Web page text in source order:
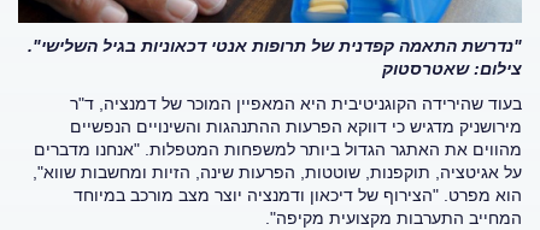
"נדרשת התאמה קפדנית של תרופות אנטי דכאוניות בגיל השלישי".
צילום: שאטרסטוק
בעוד שהירידה הקוגניטיבית היא המאפיין המוכר של דמנציה, ד"ר
מירושניק מדגיש כי דווקא הפרעות ההתנהגות והשינויים הנפשיים
מהווים את האתגר הגדול ביותר למשפחות המטפלות. "אנחנו מדברים
על אגיטציה, תוקפנות, שוטטות, הפרעות שינה, הזיות ומחשבות שווא",
הוא מפרט. "הצירוף של דיכאון ודמנציה יוצר מצב מורכב במיוחד
המחייב התערבות מקצועית מקיפה".